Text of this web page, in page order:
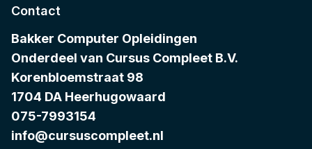
Contact
Bakker Computer Opleidingen
Onderdeel van Cursus Compleet B.V.
Korenbloemstraat 98
1704 DA Heerhugowaard
075-7993154
info@cursuscompleet.nl